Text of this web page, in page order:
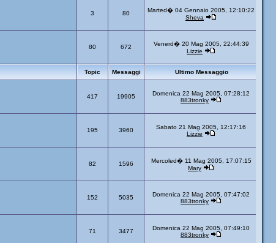
3 80
Marted� 04 Gennaio 2005, 12:10:22
Sheva
80 672
Venerd� 20 Mag 2005, 22:44:39
Lizzie
Topic Messaggi Ultimo Messaggio
417 19905
Domenica 22 Mag 2005, 07:28:12
883tronky
195 3960
Sabato 21 Mag 2005, 12:17:16
Lizzie
82 1596
Mercoled� 11 Mag 2005, 17:07:15
Mary
152 5035
Domenica 22 Mag 2005, 07:47:02
883tronky
71 3477
Domenica 22 Mag 2005, 07:49:10
883tronky